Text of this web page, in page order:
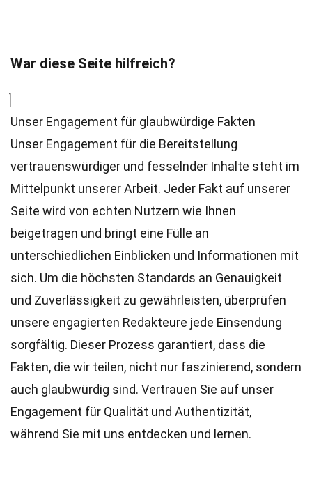
War diese Seite hilfreich?
Unser Engagement für glaubwürdige Fakten
Unser Engagement für die Bereitstellung
vertrauenswürdiger und fesselnder Inhalte steht im
Mittelpunkt unserer Arbeit. Jeder Fakt auf unserer
Seite wird von echten Nutzern wie Ihnen
beigetragen und bringt eine Fülle an
unterschiedlichen Einblicken und Informationen mit
sich. Um die höchsten Standards an Genauigkeit
und Zuverlässigkeit zu gewährleisten, überprüfen
unsere engagierten Redakteure jede Einsendung
sorgfältig. Dieser Prozess garantiert, dass die
Fakten, die wir teilen, nicht nur faszinierend, sondern
auch glaubwürdig sind. Vertrauen Sie auf unser
Engagement für Qualität und Authentizität,
während Sie mit uns entdecken und lernen.